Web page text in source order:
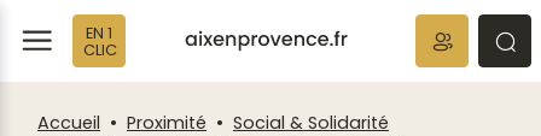
EN 1
CLIC
Accueil Proximité
Social & Solidarité
Fenêtre
de
chat
Panneau de gestion des cookies